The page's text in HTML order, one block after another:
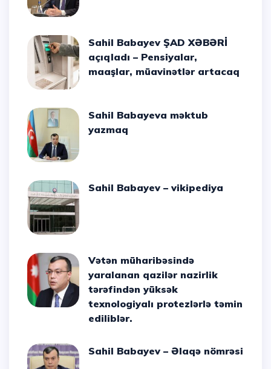
Sahil Babayev ŞAD XƏBƏRİ
açıqladı – Pensiyalar,
maaşlar, müavinətlər artacaq
Sahil Babayeva məktub
yazmaq
Sahil Babayev – vikipediya
Vətən müharibəsində
yaralanan qazilər nazirlik
tərəfindən yüksək
texnologiyalı protezlərlə təmin
ediliblər.
Sahil Babayev – Əlaqə nömrəsi